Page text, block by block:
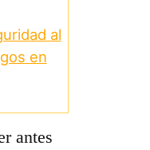
al
en
antes